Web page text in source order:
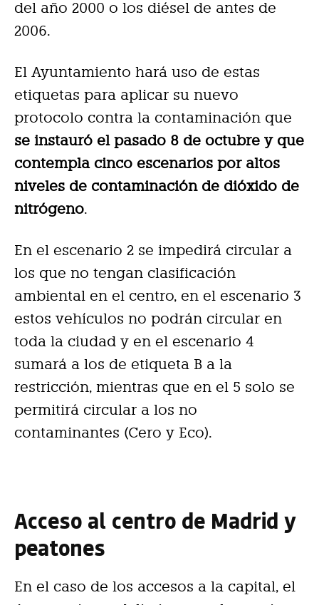
del año 2000 o los diésel de antes de
2006.
El Ayuntamiento hará uso de estas
etiquetas para aplicar su nuevo
protocolo contra la contaminación que
se instauró el pasado 8 de octubre y que
contempla cinco escenarios por altos
niveles de contaminación de dióxido de
nitrógeno.
En el escenario 2 se impedirá circular a
los que no tengan clasificación
ambiental en el centro, en el escenario 3
estos vehículos no podrán circular en
toda la ciudad y en el escenario 4
sumará a los de etiqueta B a la
restricción, mientras que en el 5 solo se
permitirá circular a los no
contaminantes (Cero y Eco).
Acceso al centro de Madrid y
peatones
En el caso de los accesos a la capital, el